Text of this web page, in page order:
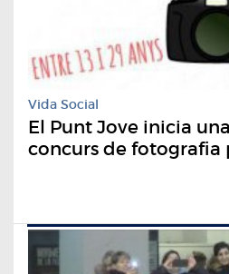
Vida Social
El Punt Jove inicia
concurs de fotografia